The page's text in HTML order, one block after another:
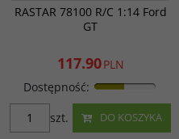
PROMOCJA
RASTAR 78100 R/C 1:14 Ford
GT
117.90PLN
Dostępność:
DO KOSZYKA
szt.